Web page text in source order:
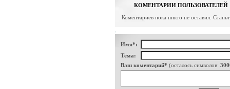
КОМЕНТАРИИ ПОЛЬЗОВАТЕЛЕЙ
Коментариев пока никто не оставил.
Имя*:
Тема:
Ваш коментарий* (осталось символов: